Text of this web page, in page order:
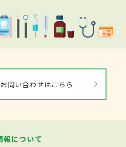
問い合わせはこちら
報について